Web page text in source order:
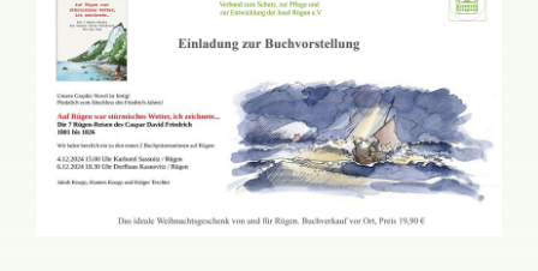
Einladung zur
Buchvorstellung